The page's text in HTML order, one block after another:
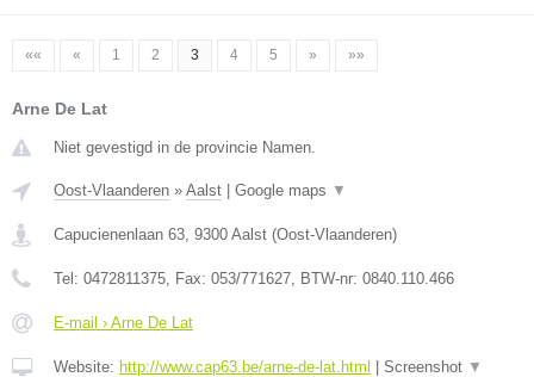
«« « 1 2 3 4 5 » »»
Arne De Lat
Niet gevestigd in de provincie Namen.
Oost-Vlaanderen » Aalst Google maps ▼
Capucienenlaan 63, 9300 Aalst (Oost-Vlaanderen)
Tel: 0472811375, Fax: 053/771627, BTW-nr: 0840.110.466
E-mail › Arne De Lat
Website: http://www.cap63.be/arne-de-lat.html Screenshot ▼